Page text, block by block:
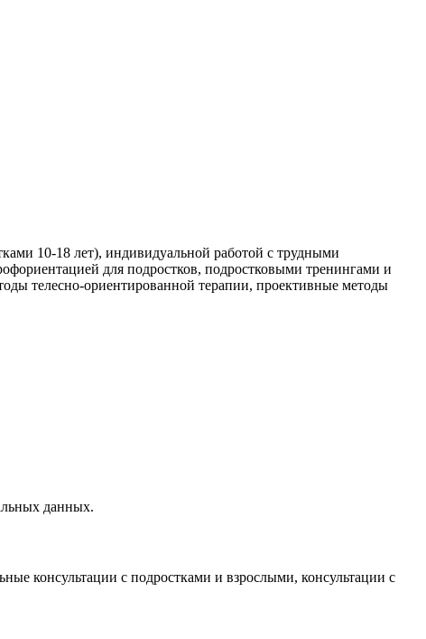
10-18 лет), индивидуальной работой с трудными
для подростков, подростковыми тренингами и
телесно-ориентированной терапии, проективные методы
данных.
консультации с подростками и взрослыми, консультации с